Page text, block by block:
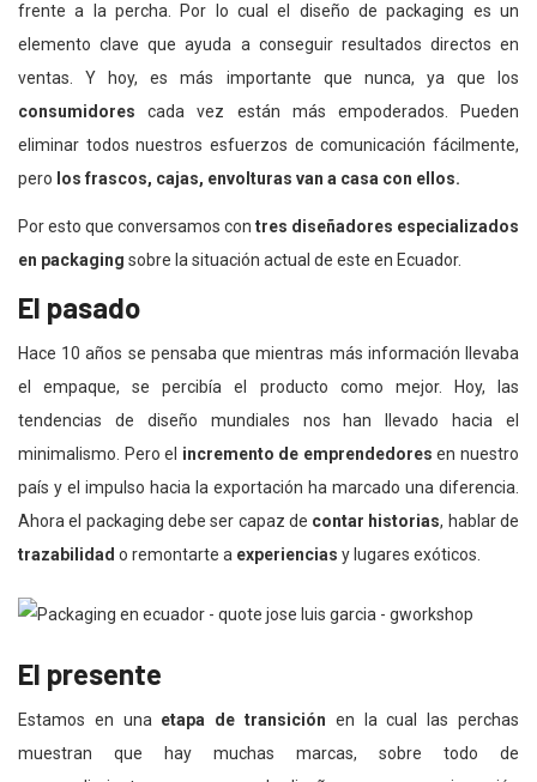
frente a la percha. Por lo cual el diseño de packaging es un
elemento clave que ayuda a conseguir resultados directos en
ventas. Y hoy, es más importante que nunca, ya que los
consumidores cada vez están más empoderados. Pueden
eliminar todos nuestros esfuerzos de comunicación fácilmente,
pero los frascos, cajas, envolturas van a casa con ellos.
Por esto que conversamos con tres diseñadores especializados
en packaging sobre la situación actual de este en Ecuador.
El pasado
Hace 10 años se pensaba que mientras más información llevaba
el empaque, se percibía el producto como mejor. Hoy, las
tendencias de diseño mundiales nos han llevado hacia el
minimalismo. Pero el incremento de emprendedores en nuestro
país y el impulso hacia la exportación ha marcado una diferencia.
Ahora el packaging debe ser capaz de contar historias, hablar de
trazabilidad o remontarte a experiencias y lugares exóticos.
El presente
Estamos en una etapa de transición en la cual las perchas
muestran que hay muchas marcas, sobre todo de